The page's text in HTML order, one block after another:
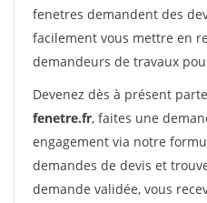
fenetres demandent des
facilement vous mettre en
demandeurs de travaux
Devenez dès à présent
fenetre.fr, faites une
engagement via notre
demandes de devis et
demande validée, vous